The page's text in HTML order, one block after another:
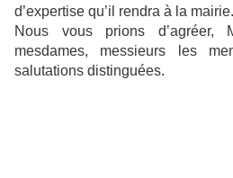
d’expertise qu’il rendra à la mairie.
Nous vous prions d’agréer,
mesdames, messieurs les
salutations distinguées.